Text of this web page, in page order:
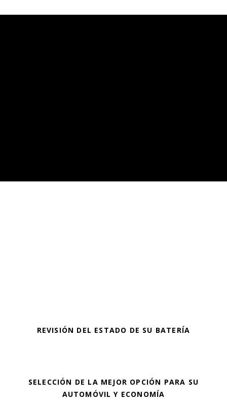
REVISIÓN DEL ESTADO DE SU BATERÍA
SELECCIÓN DE LA MEJOR OPCIÓN PARA SU
AUTOMÓVIL Y ECONOMÍA